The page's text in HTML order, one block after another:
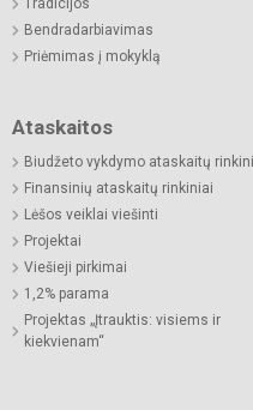
Tradicijos
Bendradarbiavimas
Priėmimas į mokyklą
Ataskaitos
Biudžeto vykdymo ataskaitų
Finansinių ataskaitų rinkiniai
Lėšos veiklai viešinti
Projektai
Viešieji pirkimai
1,2% parama
Projektas „Įtrauktis: visiems ir
kiekvienam“